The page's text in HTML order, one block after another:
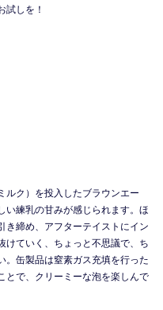
試しを！
ルク）を投入したブラウンエー
い練乳の甘みが感じられます。ほ
き締め、アフターテイストにイン
けていく、ちょっと不思議で、ち
。缶製品は窒素ガス充填を行った
とで、クリーミーな泡を楽しんで